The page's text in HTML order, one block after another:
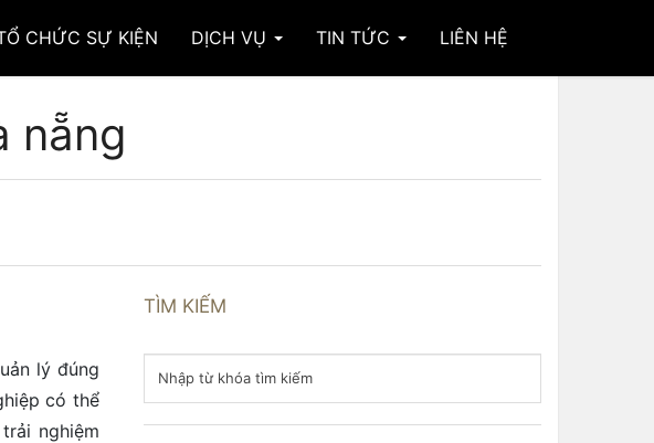
CHỨC SỰ KIỆN DỊCH VỤ TIN TỨC LIÊN HỆ
nẵng
lý đúng
có thể
nghiệm
TÌM KIẾM